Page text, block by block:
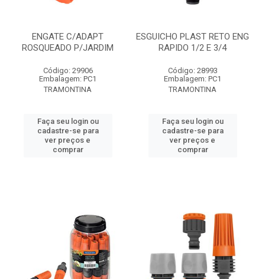
ENGATE C/ADAPT
ROSQUEADO P/JARDIM
Código: 29906
Embalagem: PC1
TRAMONTINA
Faça seu login ou
cadastre-se para
ver preços e
comprar
ESGUICHO PLAST RETO ENG
RAPIDO 1/2 E 3/4
Código: 28993
Embalagem: PC1
TRAMONTINA
Faça seu login ou
cadastre-se para
ver preços e
comprar